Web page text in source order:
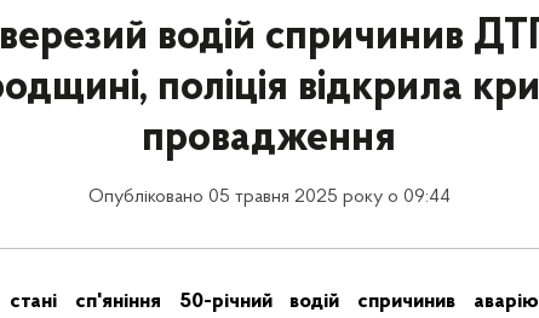
водій спричинив
поліція відкрила
провадження
Опубліковано 05 травня 2025 року о 09:44
сп'яніння 50-річний водій спричинив